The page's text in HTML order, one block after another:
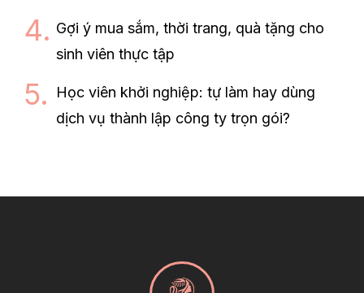
Gợi ý mua sắm, thời trang, quà tặng cho
sinh viên thực tập
Học viên khởi nghiệp: tự làm hay dùng
dịch vụ thành lập công ty trọn gói?